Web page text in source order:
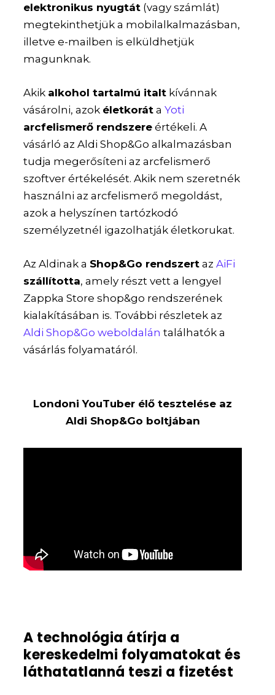
elektronikus nyugtát (vagy számlát)
megtekinthetjük a mobilalkalmazásban,
illetve e-mailben is elküldhetjük
magunknak.
Akik alkohol tartalmú italt kívánnak
vásárolni, azok életkorát aYoti
arcfelismerő rendszere értékeli. A
vásárló az Aldi Shop&Go alkalmazásban
tudja megerősíteni az arcfelismerő
szoftver értékelését. Akik nem szeretnék
használni az arcfelismerő megoldást,
azok a helyszínen tartózkodó
személyzetnél igazolhatják életkorukat.
Az Aldinak a Shop&Go rendszert azAiFi
szállította, amely részt vett a lengyel
Zappka Store shop&go rendszerének
kialakításában is. További részletek az
Aldi Shop&Go weboldalán találhatók a
vásárlás folyamatáról.
Londoni YouTuber élő tesztelése az
Aldi Shop&Go boltjában
A technológia átírja a
kereskedelmi folyamatokat és
láthatatlanná teszi a fizetést